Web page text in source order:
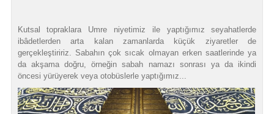
Kutsal topraklara Umre niyetimiz ile yaptığımız seyahatlerde
ibâdetlerden arta kalan zamanlarda küçük ziyaretler de
gerçekleştiririz. Sabahın çok sıcak olmayan erken saatlerinde ya
da akşama doğru, örneğin sabah namazı sonrası ya da ikindi
öncesi yürüyerek veya otobüslerle yaptığımız...